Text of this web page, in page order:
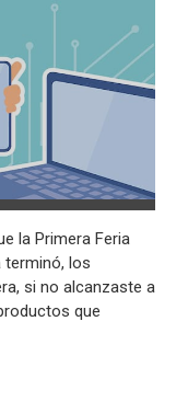
la Primera Feria
terminó, los
si no alcanzaste a
que